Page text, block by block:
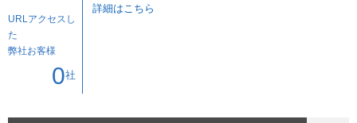
URLアクセスし
た
弊社お客様
0社
詳細はこちら